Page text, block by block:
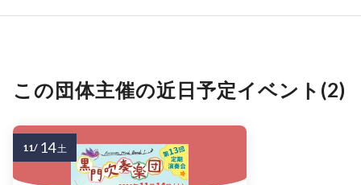
この団体主催の近日予定イベント(2)
11/ 14土